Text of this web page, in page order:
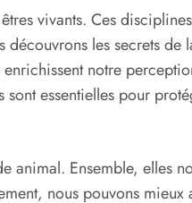
vivants. Ces
découvrons les secrets de
notre
essentielles pour
animal. Ensemble, elles
nous pouvons